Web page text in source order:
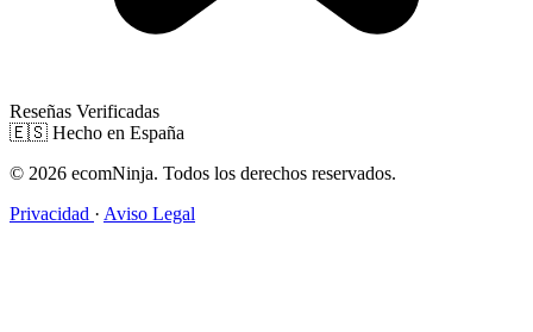
Reseñas Verificadas
🇪🇸 Hecho en España
© 2026 ecomNinja. Todos los derechos reservados.
Privacidad · Aviso Legal